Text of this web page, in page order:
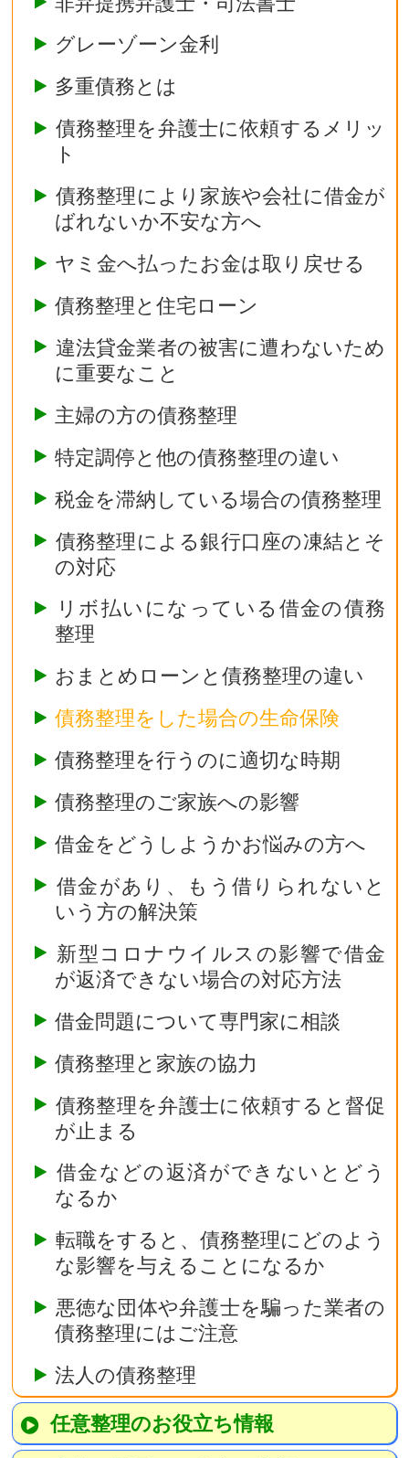
グレーゾーン金利
多重債務とは
債務整理を弁護士に依頼するメリッ
ト
債務整理により家族や会社に借金が
ばれないか不安な方へ
ヤミ金へ払ったお金は取り戻せる
債務整理と住宅ローン
違法貸金業者の被害に遭わないため
に重要なこと
主婦の方の債務整理
特定調停と他の債務整理の違い
税金を滞納している場合の債務整理
債務整理による銀行口座の凍結とそ
の対応
リボ払いになっている借金の債務
整理
おまとめローンと債務整理の違い
債務整理をした場合の生命保険
債務整理を行うのに適切な時期
債務整理のご家族への影響
借金をどうしようかお悩みの方へ
借金があり、もう借りられないと
いう方の解決策
新型コロナウイルスの影響で借金
が返済できない場合の対応方法
借金問題について専門家に相談
債務整理と家族の協力
債務整理を弁護士に依頼すると督促
が止まる
借金などの返済ができないとどう
なるか
転職をすると、債務整理にどのよう
な影響を与えることになるか
悪徳な団体や弁護士を騙った業者の
債務整理にはご注意
法人の債務整理
任意整理のお役立ち情報